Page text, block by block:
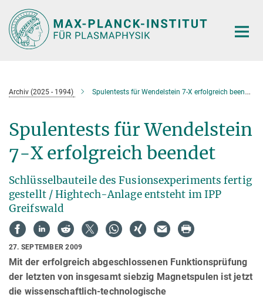
Hauptinhalt
Archiv (2025 - 1994) Spulentests für Wendelstein 7-X erfolgreich beendet
Spulentests für Wendelstein
7-X erfolgreich beendet
Schlüsselbauteile des Fusionsexperiments fertig
gestellt / Hightech-Anlage entsteht im IPP
Greifswald
27. SEPTEMBER 2009
Mit der erfolgreich abgeschlossenen Funktionsprüfung
der letzten von insgesamt siebzig Magnetspulen ist jetzt
die wissenschaftlich-technologische